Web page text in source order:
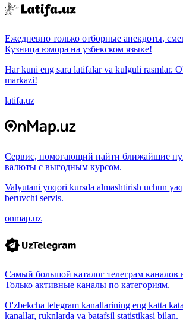
Ежедневно только отборные анекдоты,
Кузница юмора на узбекском языке!
Har kuni eng sara latifalar va kulguli rasmlar.
markazi!
latifa.uz
Сервис, помогающий найти ближайшие
валюты с выгодным курсом.
Valyutani yuqori kursda almashtirish uchun
beruvchi servis.
onmap.uz
Самый большой каталог телеграм каналов
Только активные каналы по категориям.
O'zbekcha telegram kanallarining eng katta
kanallar, ruknlarda va batafsil statistikasi bilan.